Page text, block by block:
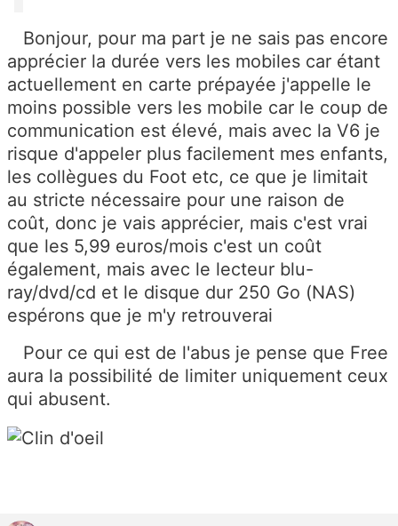
Bonjour, pour ma part je ne sais pas encore
apprécier la durée vers les mobiles car étant
actuellement en carte prépayée j'appelle le
moins possible vers les mobile car le coup de
communication est élevé, mais avec la V6 je
risque d'appeler plus facilement mes enfants,
les collègues du Foot etc, ce que je limitait
au stricte nécessaire pour une raison de
coût, donc je vais apprécier, mais c'est vrai
que les 5,99 euros/mois c'est un coût
également, mais avec le lecteur blu-
ray/dvd/cd et le disque dur 250 Go (NAS)
espérons que je m'y retrouverai
Pour ce qui est de l'abus je pense que Free
aura la possibilité de limiter uniquement ceux
qui abusent.